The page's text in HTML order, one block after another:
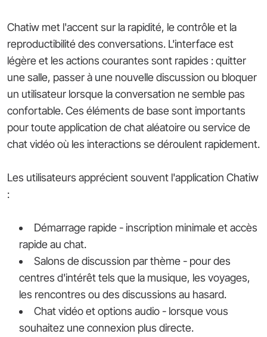
Chatiw met l'accent sur la rapidité, le contrôle et la
reproductibilité des conversations. L'interface est
légère et les actions courantes sont rapides : quitter
une salle, passer à une nouvelle discussion ou bloquer
un utilisateur lorsque la conversation ne semble pas
confortable. Ces éléments de base sont importants
pour toute application de chat aléatoire ou service de
chat vidéo où les interactions se déroulent rapidement.
Les utilisateurs apprécient souvent l'application Chatiw
:
Démarrage rapide - inscription minimale et accès
rapide au chat.
Salons de discussion par thème - pour des
centres d'intérêt tels que la musique, les voyages,
les rencontres ou des discussions au hasard.
Chat vidéo et options audio - lorsque vous
souhaitez une connexion plus directe.